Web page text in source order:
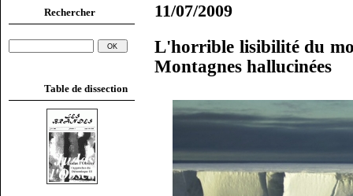
Rechercher
Table de dissection
11/07/2009
L'horrible lisibilité du
Montagnes hallucinées